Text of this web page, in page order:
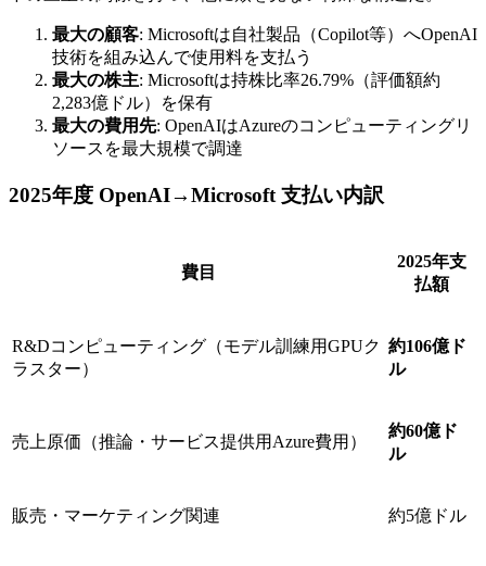
最大の顧客: Microsoftは自社製品（Copilot等）へOpenAI
技術を組み込んで使用料を支払う
最大の株主: Microsoftは持株比率26.79%（評価額約
2,283億ドル）を保有
最大の費用先: OpenAIはAzureのコンピューティングリ
ソースを最大規模で調達
2025年度 OpenAI→Microsoft 支払い内訳
費目
2025年支
払額
R&Dコンピューティング（モデル訓練用GPUク
ラスター）
約106億ド
ル
売上原価（推論・サービス提供用Azure費用）
約60億ド
ル
販売・マーケティング関連 約5億ドル